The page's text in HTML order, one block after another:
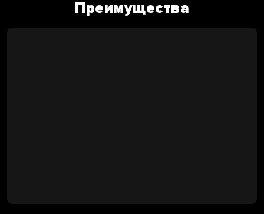
Преимущества